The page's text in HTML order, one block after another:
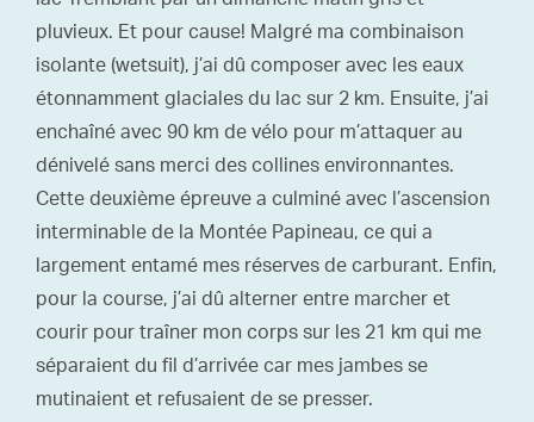
pluvieux. Et pour cause! Malgré ma combinaison
isolante (wetsuit), j’ai dû composer avec les eaux
étonnamment glaciales du lac sur 2 km. Ensuite, j’ai
enchaîné avec 90 km de vélo pour m’attaquer au
dénivelé sans merci des collines environnantes.
Cette deuxième épreuve a culminé avec l’ascension
interminable de la Montée Papineau, ce qui a
largement entamé mes réserves de carburant. Enfin,
pour la course, j’ai dû alterner entre marcher et
courir pour traîner mon corps sur les 21 km qui me
séparaient du fil d’arrivée car mes jambes se
mutinaient et refusaient de se presser.